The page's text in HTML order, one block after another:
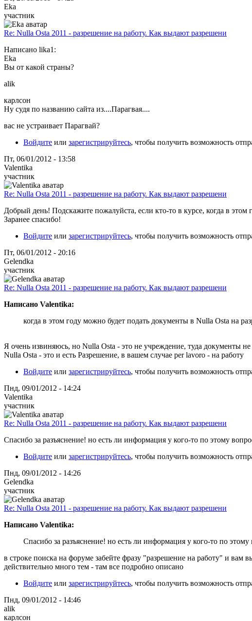
Eka
участник
Re: Nulla Osta 2011 - разрешение на работу. Как выдают разрешени
Написано lika1:
Eka
Вы от какой страны?
alik
карлсон
Ну судя по названию сайта из....Парагвая....
вас не устраивает Парагвай?
Войдите или зарегистрируйтесь, чтобы получить возможность
Пт, 06/01/2012 - 13:58
Valentika
участник
Re: Nulla Osta 2011 - разрешение на работу. Как выдают разрешени
Добрый день! Подскажите пожалуйста, если кто-то в курсе, когда в
Заранее спасибо!
Войдите или зарегистрируйтесь, чтобы получить возможность
Пт, 06/01/2012 - 20:16
Gelendka
участник
Re: Nulla Osta 2011 - разрешение на работу. Как выдают разрешени
Написано Valentika:
когда в этом году можно будет подать документы в Nulla Osta на
Я очень извиняюсь, но Nulla Osta - это не учреждение, туда документы
Nulla Osta - это и есть Разрешение, в вашем случае per lavoro - на работу
Войдите или зарегистрируйтесь, чтобы получить возможность
Пнд, 09/01/2012 - 14:24
Valentika
участник
Re: Nulla Osta 2011 - разрешение на работу. Как выдают разрешени
Спасибо за разъяснение! но есть ли информация у кого-то по этому
Войдите или зарегистрируйтесь, чтобы получить возможность
Пнд, 09/01/2012 - 14:26
Gelendka
участник
Re: Nulla Osta 2011 - разрешение на работу. Как выдают разрешени
Написано Valentika:
Спасибо за разъяснение! но есть ли информация у кого-то по этому
в строке поиска на форуме забейте фразу "разрешение на работу" и вам
действительно много тем - там все подробно описано
Войдите или зарегистрируйтесь, чтобы получить возможность
Пнд, 09/01/2012 - 14:46
alik
карлсон